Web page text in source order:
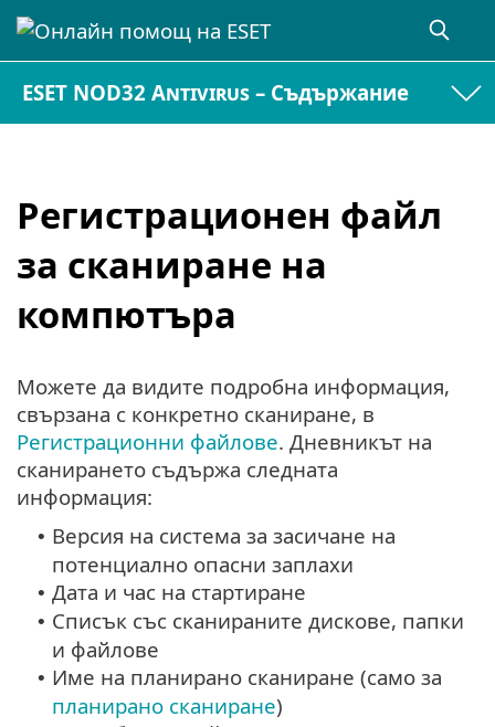
ESET NOD32 Antivirus – Съдържание
Регистрационен файл
за сканиране на
компютъра
Можете да видите подробна информация,
свързана с конкретно сканиране, в
Регистрационни файлове. Дневникът на
сканирането съдържа следната
информация:
• Версия на система за засичане на
потенциално опасни заплахи
• Дата и час на стартиране
• Списък със сканираните дискове, папки
и файлове
• Име на планирано сканиране (само за
планирано сканиране)